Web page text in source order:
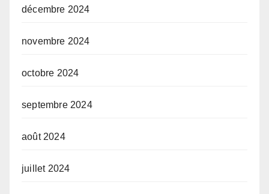
décembre 2024
novembre 2024
octobre 2024
septembre 2024
août 2024
juillet 2024